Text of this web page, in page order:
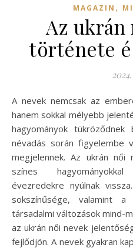
MAGAZIN ,
Az ukrán
története
A nevek nemcsak az emberek azonosítására szolgálnak,
hanem sokkal mélyebb
hagyományok
névadás során figyelembe
megjelennek. Az ukrán női
színes
évezredekre nyúlnak
sokszínűsége, valamint
társadalmi változások mind-
az ukrán női nevek
fejlődjön. A nevek gyakran